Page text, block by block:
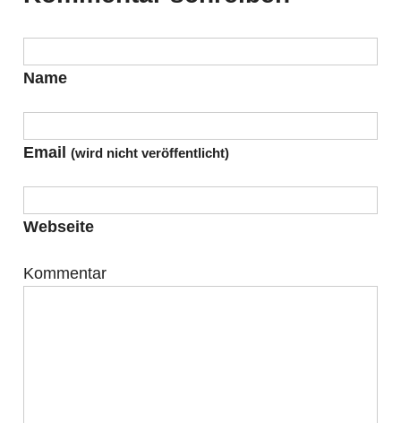
Name
Email (wird nicht veröffentlicht)
Webseite
Kommentar